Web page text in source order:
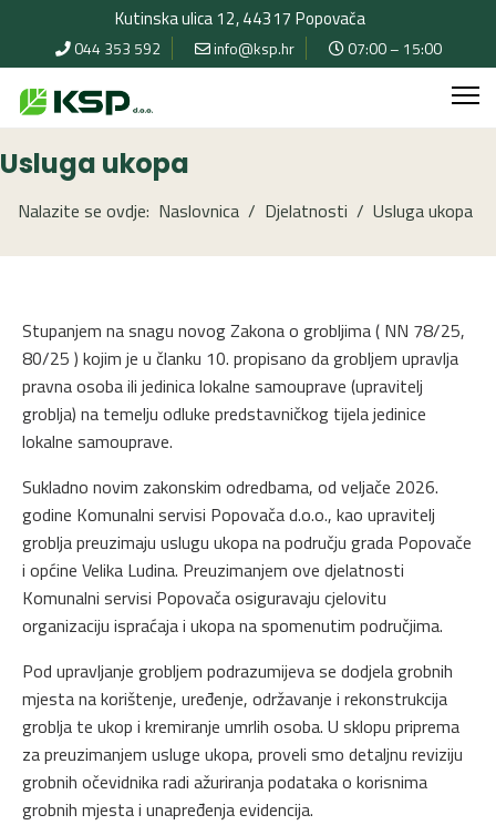
Kutinska ulica 12, 44317 Popovača
044 353 592 info@ksp.hr 07:00 – 15:00
Usluga ukopa
Nalazite se ovdje: Naslovnica Djelatnosti Usluga ukopa
Stupanjem na snagu novog Zakona o grobljima ( NN 78/25,
80/25 ) kojim je u članku 10. propisano da grobljem upravlja
pravna osoba ili jedinica lokalne samouprave (upravitelj
groblja) na temelju odluke predstavničkog tijela jedinice
lokalne samouprave.
Sukladno novim zakonskim odredbama, od veljače 2026.
godine Komunalni servisi Popovača d.o.o., kao upravitelj
groblja preuzimaju uslugu ukopa na području grada Popovače
i općine Velika Ludina. Preuzimanjem ove djelatnosti
Komunalni servisi Popovača osiguravaju cjelovitu
organizaciju ispraćaja i ukopa na spomenutim područjima.
Pod upravljanje grobljem podrazumijeva se dodjela grobnih
mjesta na korištenje, uređenje, održavanje i rekonstrukcija
groblja te ukop i kremiranje umrlih osoba. U sklopu priprema
za preuzimanjem usluge ukopa, proveli smo detaljnu reviziju
grobnih očevidnika radi ažuriranja podataka o korisnima
grobnih mjesta i unapređenja evidencija.